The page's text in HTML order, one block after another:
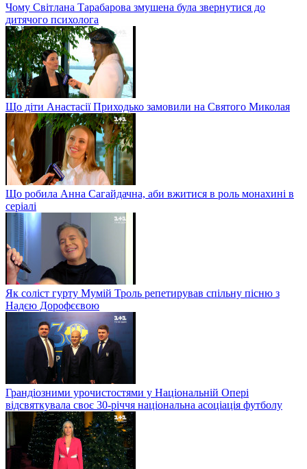
Чому Світлана Тарабарова змушена була звернутися до
дитячого психолога
Що діти Анастасії Приходько замовили на Святого Миколая
Що робила Анна Сагайдачна, аби вжитися в роль монахині в
серіалі
Як соліст гурту Мумій Троль репетирував спільну пісню з
Надєю Дорофєєвою
Грандіозними урочистостями у Національній Опері
відсвяткувала своє 30-річчя національна асоціація футболу